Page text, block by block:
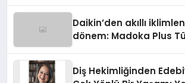
Daikin’den akıllı
dönem: Madoka Plus
Diş Hekimliğinden